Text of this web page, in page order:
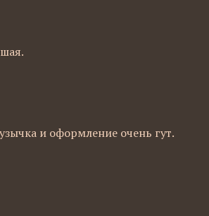
и оформление очень гут.